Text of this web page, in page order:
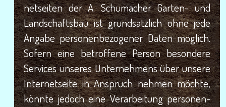
net­sei­ten der A. Schu­ma­cher Gar­ten- und
Land­schafts­bau ist grund­sätz­lich ohne jede
Anga­be per­so­nen­be­zo­ge­ner Daten mög­lich.
Sofern eine betrof­fe­ne Per­son beson­de­re
Ser­vices unse­res Unter­neh­mens über unse­re
Inter­net­sei­te in Anspruch neh­men möch­te,
könn­te jedoch eine Ver­ar­bei­tung per­so­nen­